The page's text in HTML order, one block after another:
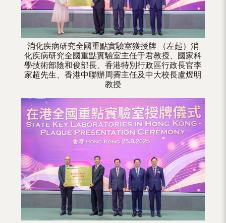
消化疾病研究全國重點實驗室獲授牌 （左起）消
化疾病研究全國重點實驗室主任于君教授、國家科
學技術部陰和俊部長、香港特別行政區行政長官李
家超先生、香港中聯辦周霽主任及中大校長盧煜明
教授